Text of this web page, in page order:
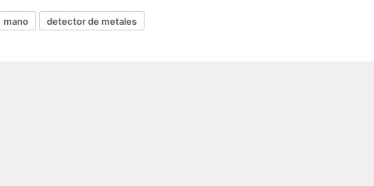
mano detector de metales